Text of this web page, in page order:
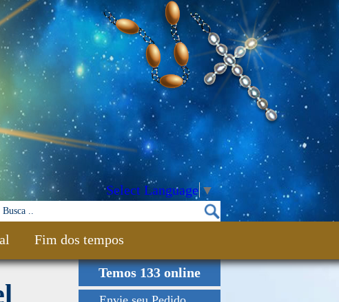
Select Language▼
Fim dos tempos
Temos 133 online